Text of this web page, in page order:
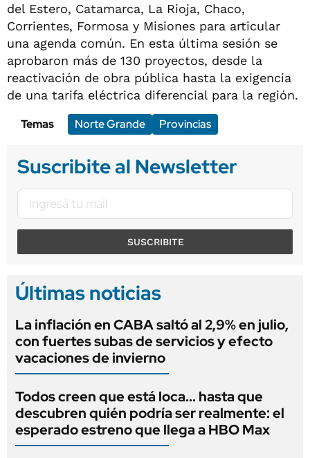
del Estero, Catamarca, La Rioja, Chaco,
Corrientes, Formosa y Misiones para articular
una agenda común. En esta última sesión se
aprobaron más de 130 proyectos, desde la
reactivación de obra pública hasta la exigencia
de una tarifa eléctrica diferencial para la región.
Temas
Norte Grande Provincias
Suscribite al Newsletter
SUSCRIBITE
Últimas noticias
La inflación en CABA saltó al 2,9% en julio,
con fuertes subas de servicios y efecto
vacaciones de invierno
Todos creen que está loca... hasta que
descubren quién podría ser realmente: el
esperado estreno que llega a HBO Max